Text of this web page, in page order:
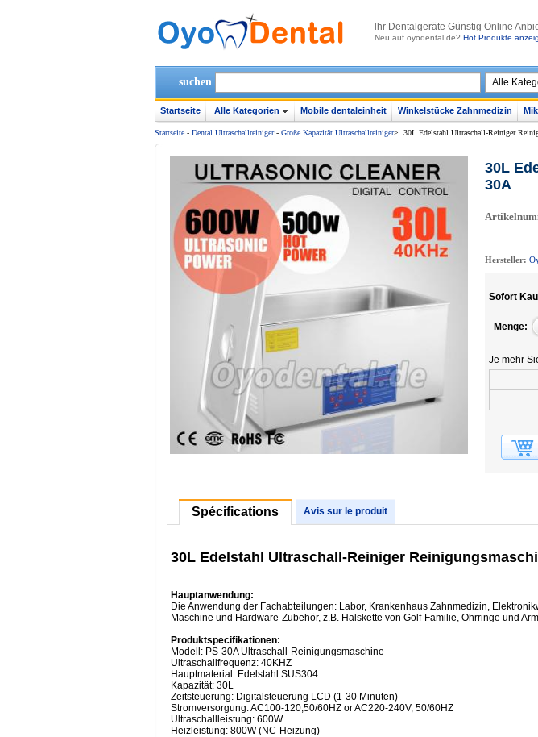
lhr Dentalgeräte Günstig Online
Neu auf oyodental.de? Hot Produkte
suchen
Startseite Alle Kategorien Mobile dentaleinheit Winkelstücke Zahnmedizin
Startseite - Dental Ultraschallreiniger- Große Kapazität Ultraschallreiniger> 30L Edelstahl Ultraschall-Reiniger
30L
30A
Hersteller:
Sofort
Menge:
Je mehr
Spécifications Avis sur le produit
30L Edelstahl Ultraschall-Reiniger
Hauptanwendung:
Die Anwendung der Fachabteilungen: Labor, Krankenhaus Zahnmedizin,
Maschine und Hardware-Zubehör, z.B. Halskette von Golf-Familie, Ohrringe und
Produktspecifikationen:
Modell: PS-30A Ultraschall-Reinigungsmaschine
Ultraschallfrequenz: 40KHZ
Hauptmaterial: Edelstahl SUS304
Kapazität: 30L
Zeitsteuerung: Digitalsteuerung LCD (1-30 Minuten)
Stromversorgung: AC100-120,50/60HZ or AC220-240V, 50/60HZ
Ultraschallleistung: 600W
Heizleistung: 800W (NC-Heizung)